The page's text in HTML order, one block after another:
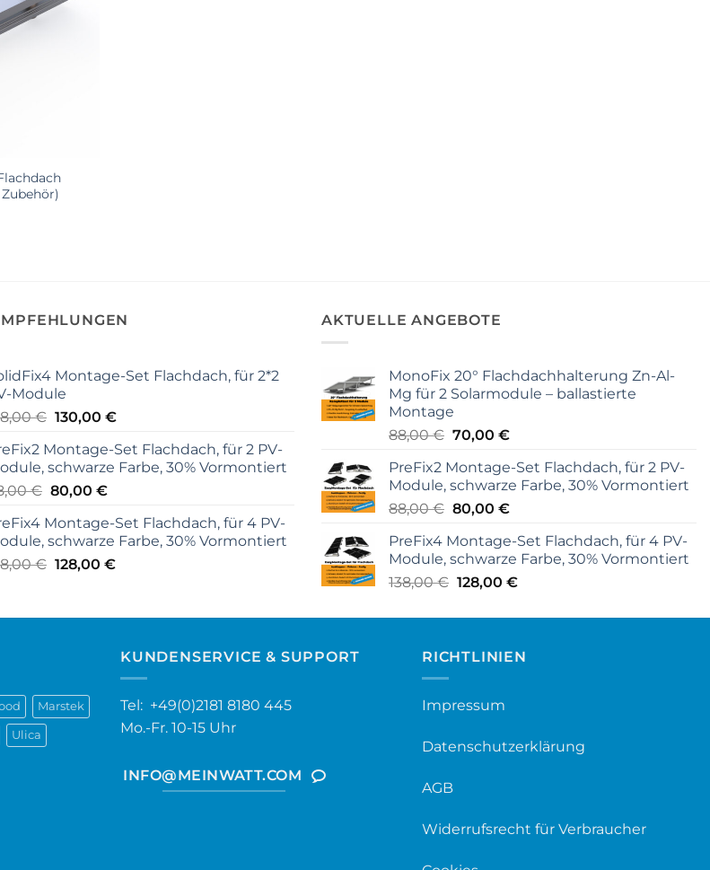
Montage-Set Flachdach, für 2*2
Module
€ Ursprünglicher
war:
158,00 €
130,00 €Aktueller
ist:
130,00 €.
Montage-Set Flachdach, für 2 PV-
schwarze Farbe, 30% Vormontiert
€ Ursprünglicher
war:
88,00 €
80,00 €Aktueller
ist:
80,00 €.
Montage-Set Flachdach, für 4 PV-
schwarze Farbe, 30% Vormontiert
€ Ursprünglicher
138,00 €
128,00 €Aktueller
128,00 €.
AKTUELLE ANGEBOTE
MonoFix 20° Flachdachhalterung Zn-Al-
Mg für 2 Solarmodule – ballastierte
Montage
88,00€ Ursprünglicher
war:
88,00 €
70,00 €Aktueller
ist:
70,00 €.
PreFix2 Montage-Set Flachdach, für 2 PV-
Module, schwarze Farbe, 30% Vormontiert
88,00€ Ursprünglicher
war:
88,00 €
80,00 €Aktueller
ist:
80,00 €.
PreFix4 Montage-Set Flachdach, für 4 PV-
Module, schwarze Farbe, 30% Vormontiert
138,00€ Ursprünglicher
war:
128,00 €Aktueller
ist:
Marstek
Ulica
KUNDENSERVICE & SUPPORT
Tel: +49(0)2181 8180 445
Mo.-Fr. 10-15 Uhr
INFO@MEINWATT.COM
RICHTLINIEN
Impressum
Datenschutzerklärung
AGB
Widerrufsrecht für Verbraucher